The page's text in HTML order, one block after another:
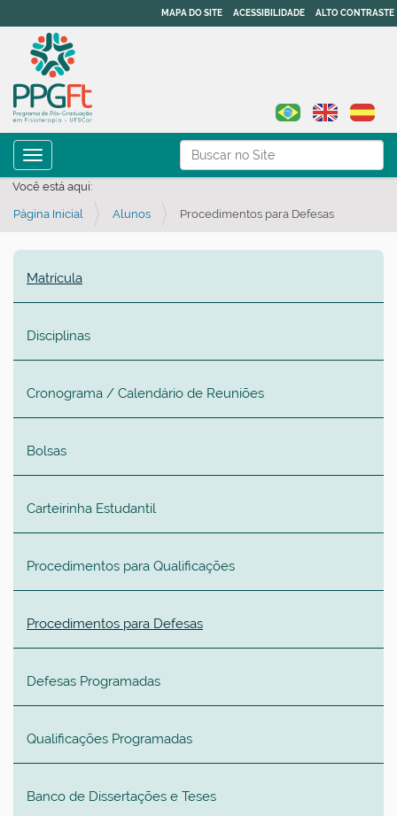
Busca
Busca Avançada…
MAPA DO SITE ACESSIBILIDADE ALTO CONTRASTE
Toggle navigation
Você está aqui:
Página Inicial Alunos Procedimentos para Defesas
Matrícula
Disciplinas
Cronograma / Calendário de Reuniões
Bolsas
Carteirinha Estudantil
Procedimentos para Qualificações
Procedimentos para Defesas
Defesas Programadas
Qualificações Programadas
Banco de Dissertações e Teses